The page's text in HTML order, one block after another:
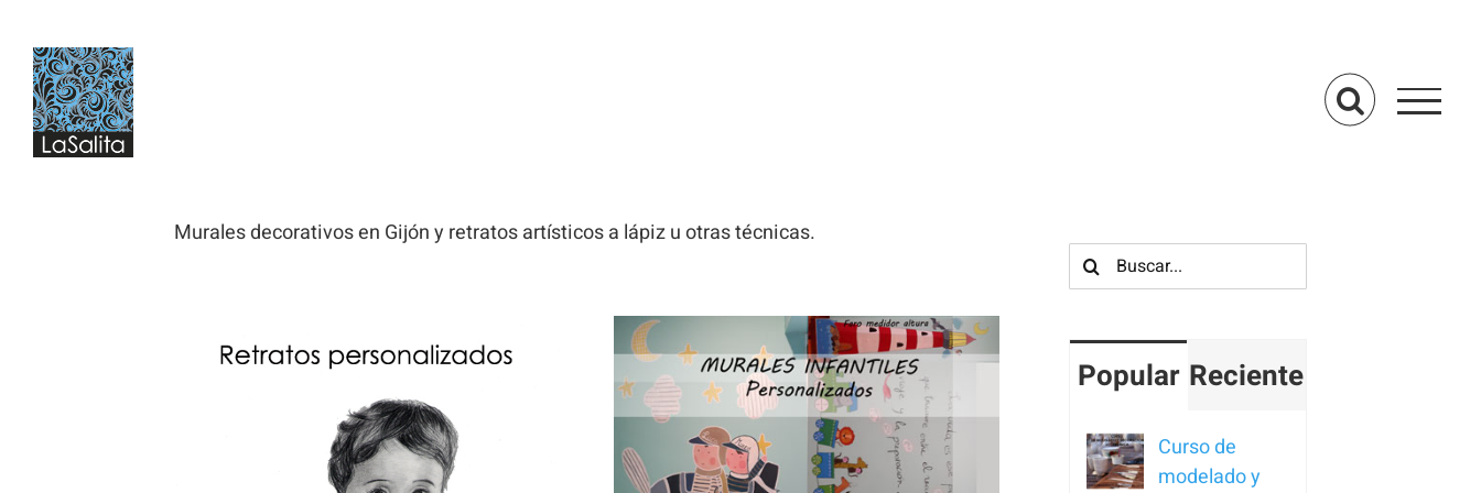
contenido
Murales decorativos en Gijón y retratos artísticos a lápiz u otras técnicas.
Buscar:
Popular Reciente
Curso de
modelado y